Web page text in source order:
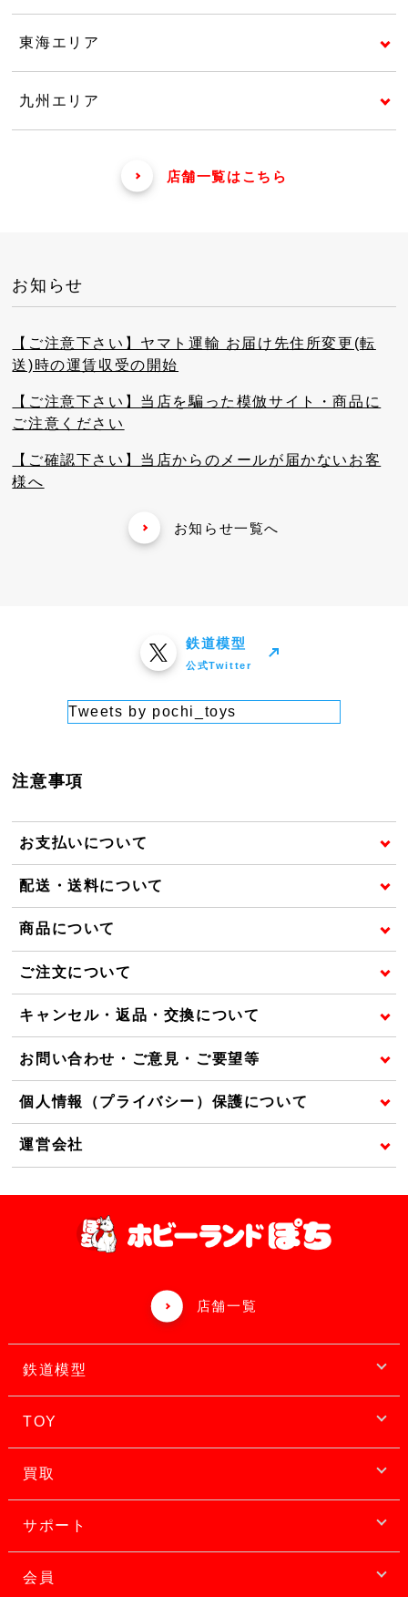
東海エリア
九州エリア
店舗一覧はこちら
お知らせ
【ご注意下さい】ヤマト運輸 お届け先住所変更(転
送)時の運賃収受の開始
【ご注意下さい】当店を騙った模倣サイト・商品に
ご注意ください
【ご確認下さい】当店からのメールが届かないお客
様へ
お知らせ一覧へ
鉄道模型
公式Twitter
Tweets by pochi_toys
注意事項
お支払いについて
配送・送料について
商品について
ご注文について
キャンセル・返品・交換について
お問い合わせ・ご意見・ご要望等
個人情報（プライバシー）保護について
運営会社
店舗一覧
鉄道模型
TOY
買取
サポート
会員